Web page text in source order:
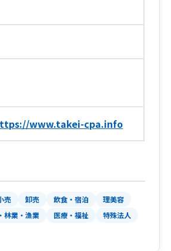
www.takei-cpa.info
売 卸売 飲食・宿泊
理美容
林業・漁業 医療・福祉
特殊法人